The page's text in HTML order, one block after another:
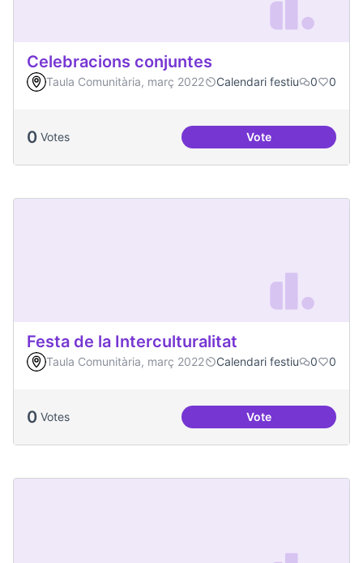
Celebracions conjuntes
Taula Comunitària, març 2022 Calendari festiu 0 0
0 Votes VoteCelebracions
Festa de la Interculturalitat
Taula Comunitària, març 2022 Calendari festiu 0 0
0 Votes VoteFesta de la